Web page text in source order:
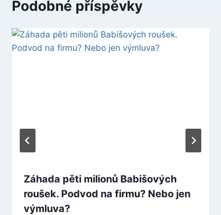
Podobné příspěvky
Záhada pěti milionů Babišových
roušek. Podvod na firmu? Nebo jen
výmluva?